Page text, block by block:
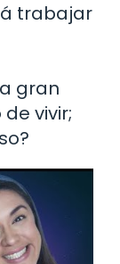
trabajar
gran
vivir;